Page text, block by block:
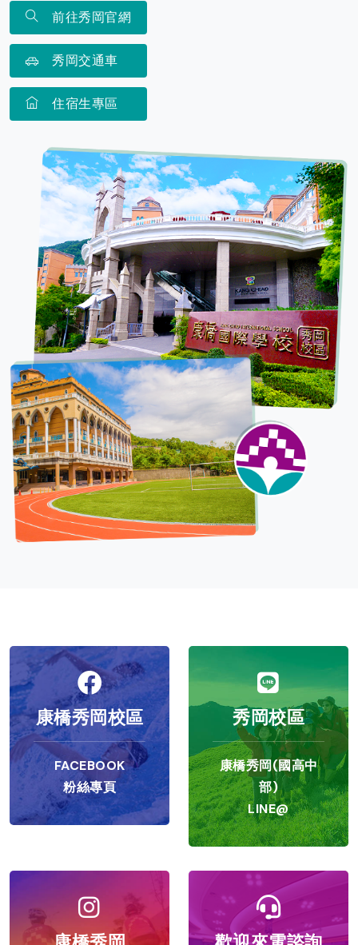
前往秀岡官網
秀岡交通車
住宿生專區
康橋秀岡校區
FACEBOOK
粉絲專頁
秀岡校區
康橋秀岡(國高中
部)
LINE@